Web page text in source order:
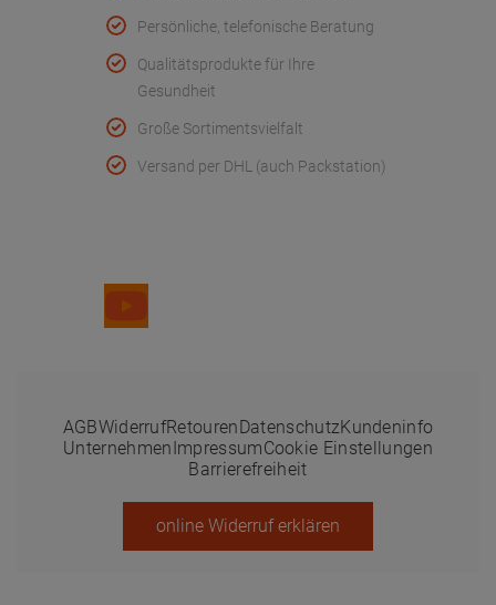
Persönliche, telefonische Beratung
Qualitätsprodukte für Ihre
Gesundheit
Große Sortimentsvielfalt
Versand per DHL (auch Packstation)
AGBWiderrufRetouren DatenschutzKundeninfo
Unternehmen ImpressumCookie Einstellungen
Barrierefreiheit
online Widerruf erklären